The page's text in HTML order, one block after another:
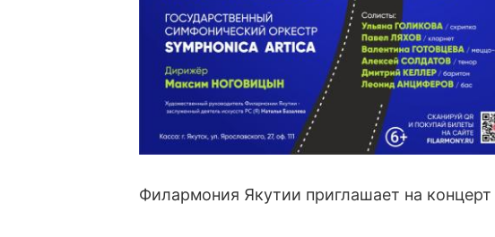
Филармония Якутии приглашает на концерт